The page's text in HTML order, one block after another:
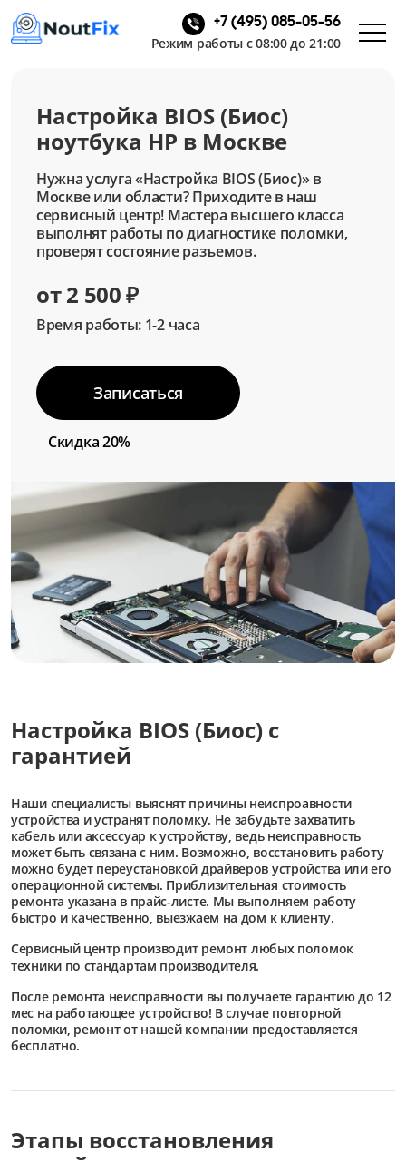
+7 (495) 085-05-56
Режим работы с 08:00 до 21:00
Настройка BIOS (Биос)
ноутбука HP в Москве
Нужна услуга «Настройка BIOS (Биос)» в
Москве или области? Приходите в наш
сервисный центр! Мастера высшего класса
выполнят работы по диагностике поломки,
проверят состояние разъемов.
от 2 500 ₽
Время работы: 1-2 часа
Записаться
Скидка 20%
Настройка BIOS (Биос) с
гарантией
Наши специалисты выяснят причины неиспроавности
устройства и устранят поломку. Не забудьте захватить
кабель или аксессуар к устройству, ведь неисправность
может быть связана с ним. Возможно, восстановить работу
можно будет переустановкой драйверов устройства или его
операционной системы. Приблизительная стоимость
ремонта указана в прайс-листе. Мы выполняем работу
быстро и качественно, выезжаем на дом к клиенту.
Сервисный центр производит ремонт любых поломок
техники по стандартам производителя.
После ремонта неисправности вы получаете гарантию до 12
мес на работающее устройство! В случае повторной
поломки, ремонт от нашей компании предоставляется
бесплатно.
Этапы восстановления